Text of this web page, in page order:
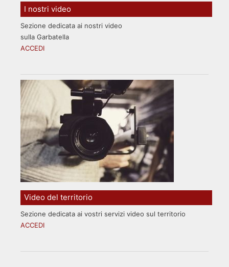
I nostri video
Sezione dedicata ai nostri video
sulla Garbatella
ACCEDI
Video del territorio
Sezione dedicata ai vostri servizi video sul territorio
ACCEDI